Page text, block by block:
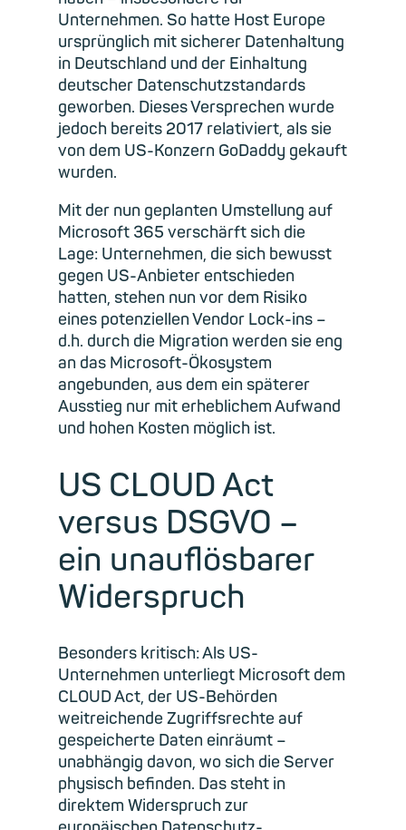
Unternehmen. So hatte Host Europe
ursprünglich mit sicherer Datenhaltung
in Deutschland und der Einhaltung
deutscher Datenschutzstandards
geworben. Dieses Versprechen wurde
jedoch bereits 2017 relativiert, als sie
von dem US-Konzern GoDaddy gekauft
wurden.
Mit der nun geplanten Umstellung auf
Microsoft 365 verschärft sich die
Lage: Unternehmen, die sich bewusst
gegen US-Anbieter entschieden
hatten, stehen nun vor dem Risiko
eines potenziellen Vendor Lock-ins –
d.h. durch die Migration werden sie eng
an das Microsoft-Ökosystem
angebunden, aus dem ein späterer
Ausstieg nur mit erheblichem Aufwand
und hohen Kosten möglich ist.
US CLOUD Act
versus DSGVO –
ein unauflösbarer
Widerspruch
Besonders kritisch: Als US-
Unternehmen unterliegt Microsoft dem
CLOUD Act, der US-Behörden
weitreichende Zugriffsrechte auf
gespeicherte Daten einräumt –
unabhängig davon, wo sich die Server
physisch befinden. Das steht in
direktem Widerspruch zur